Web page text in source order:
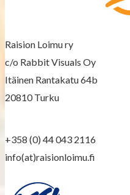
v
i
g
t
Raision Loimu ry
c/o Rabbit Visuals Oy
Itäinen Rantakatu 64b
20810 Turku
+358 (0) 44 043 2116
info(at)raisionloimu.fi